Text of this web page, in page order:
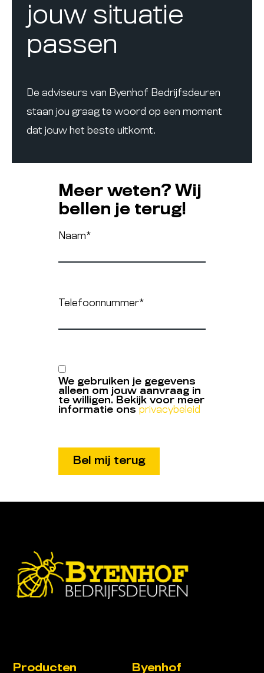
jouw situatie
passen
De adviseurs van Byenhof Bedrijfsdeuren
staan jou graag te woord op een moment
dat jouw het beste uitkomt.
Meer weten? Wij
bellen je terug!
Naam*
Telefoonnummer*
We gebruiken je gegevens
alleen om jouw aanvraag in
te willigen. Bekijk voor meer
informatie ons privacybeleid
Byenhof
Producten